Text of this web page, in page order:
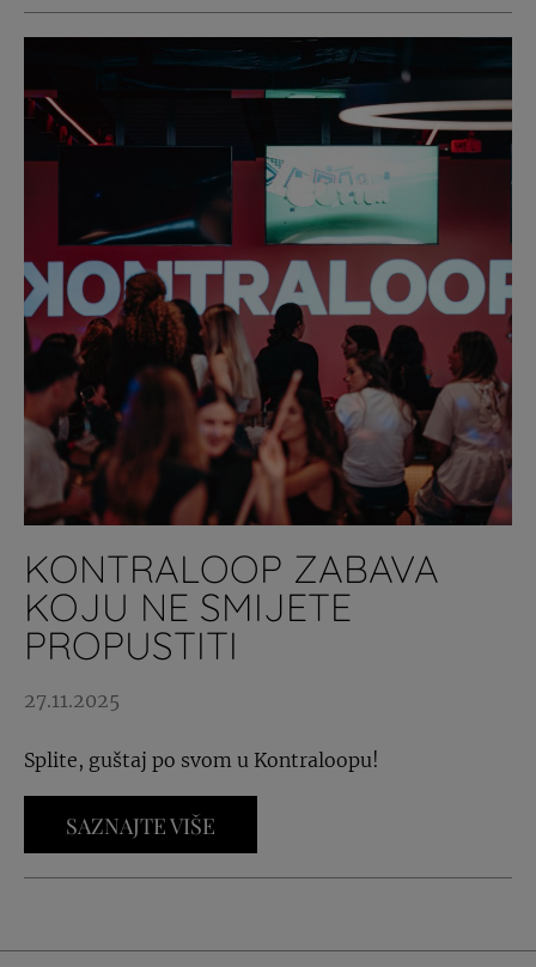
KONTRALOOP ZABAVA
KOJU NE SMIJETE
PROPUSTITI
27.11.2025
Splite, guštaj po svom u Kontraloopu!
SAZNAJTE VIŠE